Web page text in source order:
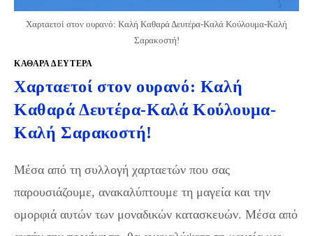
Χαρταετοί στον ουρανό: Καλή Καθαρά Δευτέρα-Καλά Κούλουμα-Καλή
Σαρακοστή!
ΚΑΘΑΡΆ ΔΕΥΤΈΡΑ
Χαρταετοί στον ουρανό: Καλή
Καθαρά Δευτέρα-Καλά Κούλουμα-
Καλή Σαρακοστή!
Μέσα από τη συλλογή χαρταετών που σας
παρουσιάζουμε, ανακαλύπτουμε τη μαγεία και την
ομορφιά αυτών των μοναδικών κατασκευών. Μέσα από